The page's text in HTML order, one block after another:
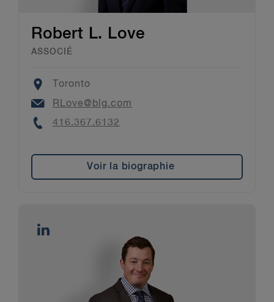
Robert L. Love
ASSOCIÉ
Location
Toronto
Email
RLove@blg.com
Phone
416.367.6132
Voir la biographie